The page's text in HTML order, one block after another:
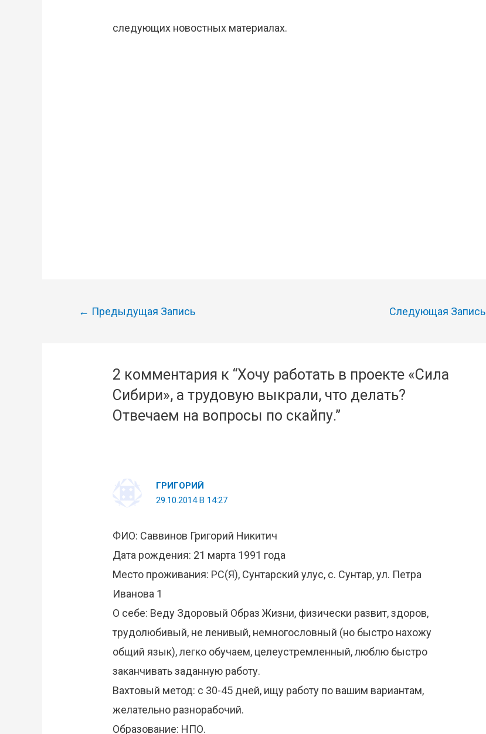
следующих новостных материалах.
Навигация
← Предыдущая Запись Следующая Запись
2 комментария к “Хочу работать в проекте «Сила
Сибири», а трудовую выкрали, что делать?
Отвечаем на вопросы по скайпу.”
ГРИГОРИЙ
29.10.2014 В 14:27
ФИО: Саввинов Григорий Никитич
Дата рождения: 21 марта 1991 года
Место проживания: РС(Я), Сунтарский улус, с. Сунтар, ул. Петра
Иванова 1
О себе: Веду Здоровый Образ Жизни, физически развит, здоров,
трудолюбивый, не ленивый, немногословный (но быстро нахожу
общий язык), легко обучаем, целеустремленный, люблю быстро
заканчивать заданную работу.
Вахтовый метод: с 30-45 дней, ищу работу по вашим вариантам,
желательно разнорабочий.
Образование: НПО.